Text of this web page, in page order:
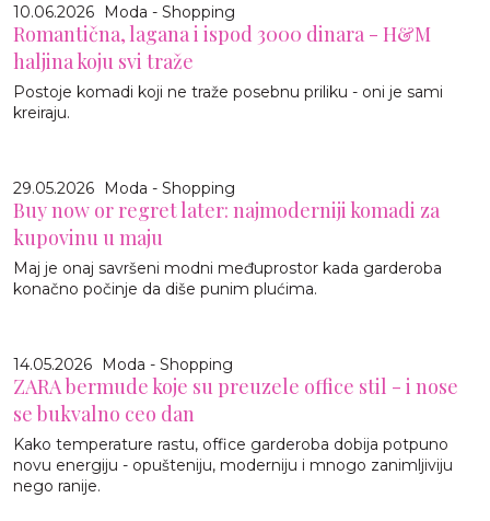
10.06.2026 Moda - Shopping
Romantična, lagana i ispod 3000 dinara - H&M
haljina koju svi traže
Postoje komadi koji ne traže posebnu priliku - oni je sami
kreiraju.
29.05.2026 Moda - Shopping
Buy now or regret later: najmoderniji komadi za
kupovinu u maju
Maj je onaj savršeni modni međuprostor kada garderoba
konačno počinje da diše punim plućima.
14.05.2026 Moda - Shopping
ZARA bermude koje su preuzele office stil - i nose
se bukvalno ceo dan
Kako temperature rastu, office garderoba dobija potpuno
novu energiju - opušteniju, moderniju i mnogo zanimljiviju
nego ranije.